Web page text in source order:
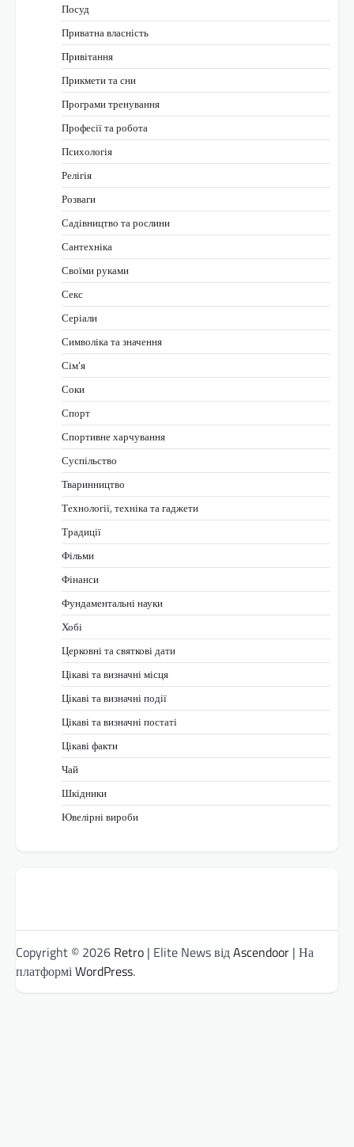
Посуд
Приватна власність
Привітання
Прикмети та сни
Програми тренування
Професії та робота
Психологія
Релігія
Розваги
Садівництво та рослини
Сантехніка
Своїми руками
Секс
Серіали
Символіка та значення
Сім’я
Соки
Спорт
Спортивне харчування
Суспільство
Тваринництво
Технології, техніка та гаджети
Традиції
Фільми
Фінанси
Фундаментальні науки
Хобі
Церковні та святкові дати
Цікаві та визначні місця
Цікаві та визначні події
Цікаві та визначні постаті
Цікаві факти
Чай
Шкідники
Ювелірні вироби
Copyright © 2026 Retro | Elite News відAscendoor | На
платформіWordPress.